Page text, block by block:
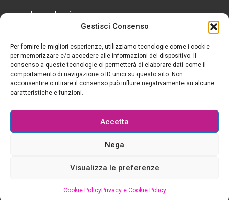
Gestisci Consenso
Per fornire le migliori esperienze, utilizziamo tecnologie come i cookie
per memorizzare e/o accedere alle informazioni del dispositivo. Il
consenso a queste tecnologie ci permetterà di elaborare dati come il
comportamento di navigazione o ID unici su questo sito. Non
acconsentire o ritirare il consenso può influire negativamente su alcune
caratteristiche e funzioni.
Accetta
Nega
Visualizza le preferenze
Cookie PolicyPrivacy e Cookie Policy
calendario
AGOSTO 2026
L M M G V S
1
2
10
11 12 13 14 15
16
20
© 2015-2025 Tutti i diritti riservati - Geek è chic - Il blog per le ragazze che si rendono
la vita più semplice con la tecnologia